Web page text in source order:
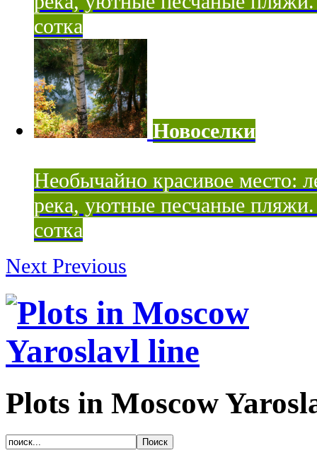
сотка
Новоселки
Необычайно красивое место:
река, уютные песчаные
сотка
Next Previous
Plots in Moscow